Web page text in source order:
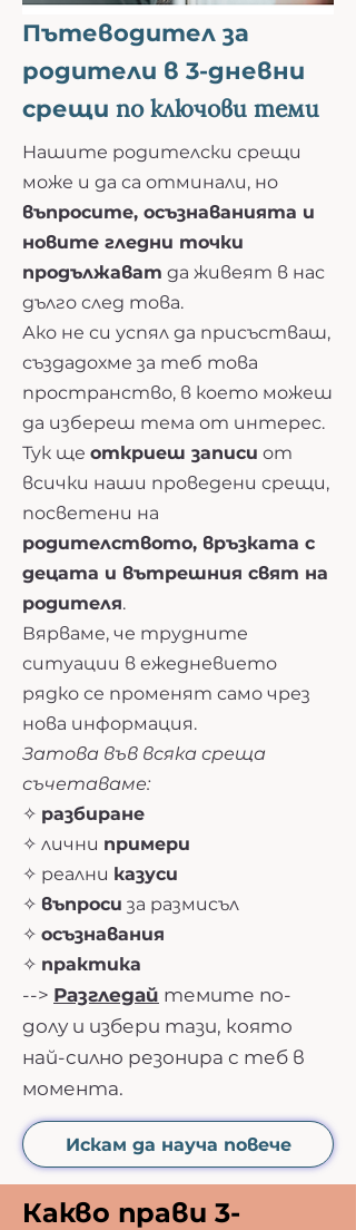
Пътеводител за
родители в 3-дневни
срещи по ключови теми
Нашите родителски срещи
може и да са отминали, но
въпросите, осъзнаванията и
новите гледни точки
продължават да живеят в нас
дълго след това.
Ако не си успял да присъстваш,
създадохме за теб това
пространство, в което можеш
да избереш тема от интерес.
Тук ще откриеш записи от
всички наши проведени срещи,
посветени на
родителството, връзката с
децата и вътрешния свят на
родителя.
Вярваме, че трудните
ситуации в ежедневието
рядко се променят само чрез
нова информация.
Затова във всяка среща
съчетаваме:
✧ разбиране
✧ лични примери
✧ реални казуси
✧ въпроси за размисъл
✧ осъзнавания
✧ практика
--> Разгледай темите по-
долу и избери тази, която
най-силно резонира с теб в
момента.
Искам да науча повече
Какво прави 3-